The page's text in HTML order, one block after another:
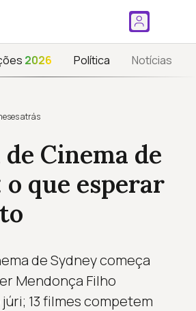
2026 Política Notícias
atrás
Cinema de
o que esperar
de Sydney começa
Mendonça Filho
13 filmes competem